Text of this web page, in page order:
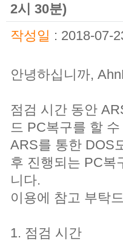
2시 30분)
작성일 : 2018-
안녕하십니까,
점검 시간 동안
드 PC복구를 할
ARS를 통한 DOS
후 진행되는 PC복
니다.
이용에 참고 부탁
1. 점검 시간